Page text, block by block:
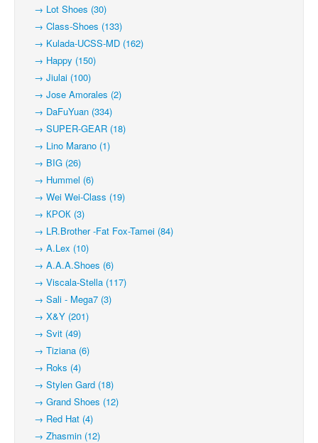
→ Lot Shoes (30)
→ Class-Shoes (133)
→ Kulada-UCSS-MD (162)
→ Happy (150)
→ Jiulai (100)
→ Jose Amorales (2)
→ DaFuYuan (334)
→ SUPER-GEAR (18)
→ Lino Marano (1)
→ BIG (26)
→ Hummel (6)
→ Wei Wei-Class (19)
→ КРОК (3)
→ LR.Brother -Fat Fox-Tamei (84)
→ A.Lex (10)
→ A.A.A.Shoes (6)
→ Viscala-Stella (117)
→ Sali - Mega7 (3)
→ X&Y (201)
→ Svit (49)
→ Tiziana (6)
→ Roks (4)
→ Stylen Gard (18)
→ Grand Shoes (12)
→ Red Hat (4)
→ Zhasmin (12)